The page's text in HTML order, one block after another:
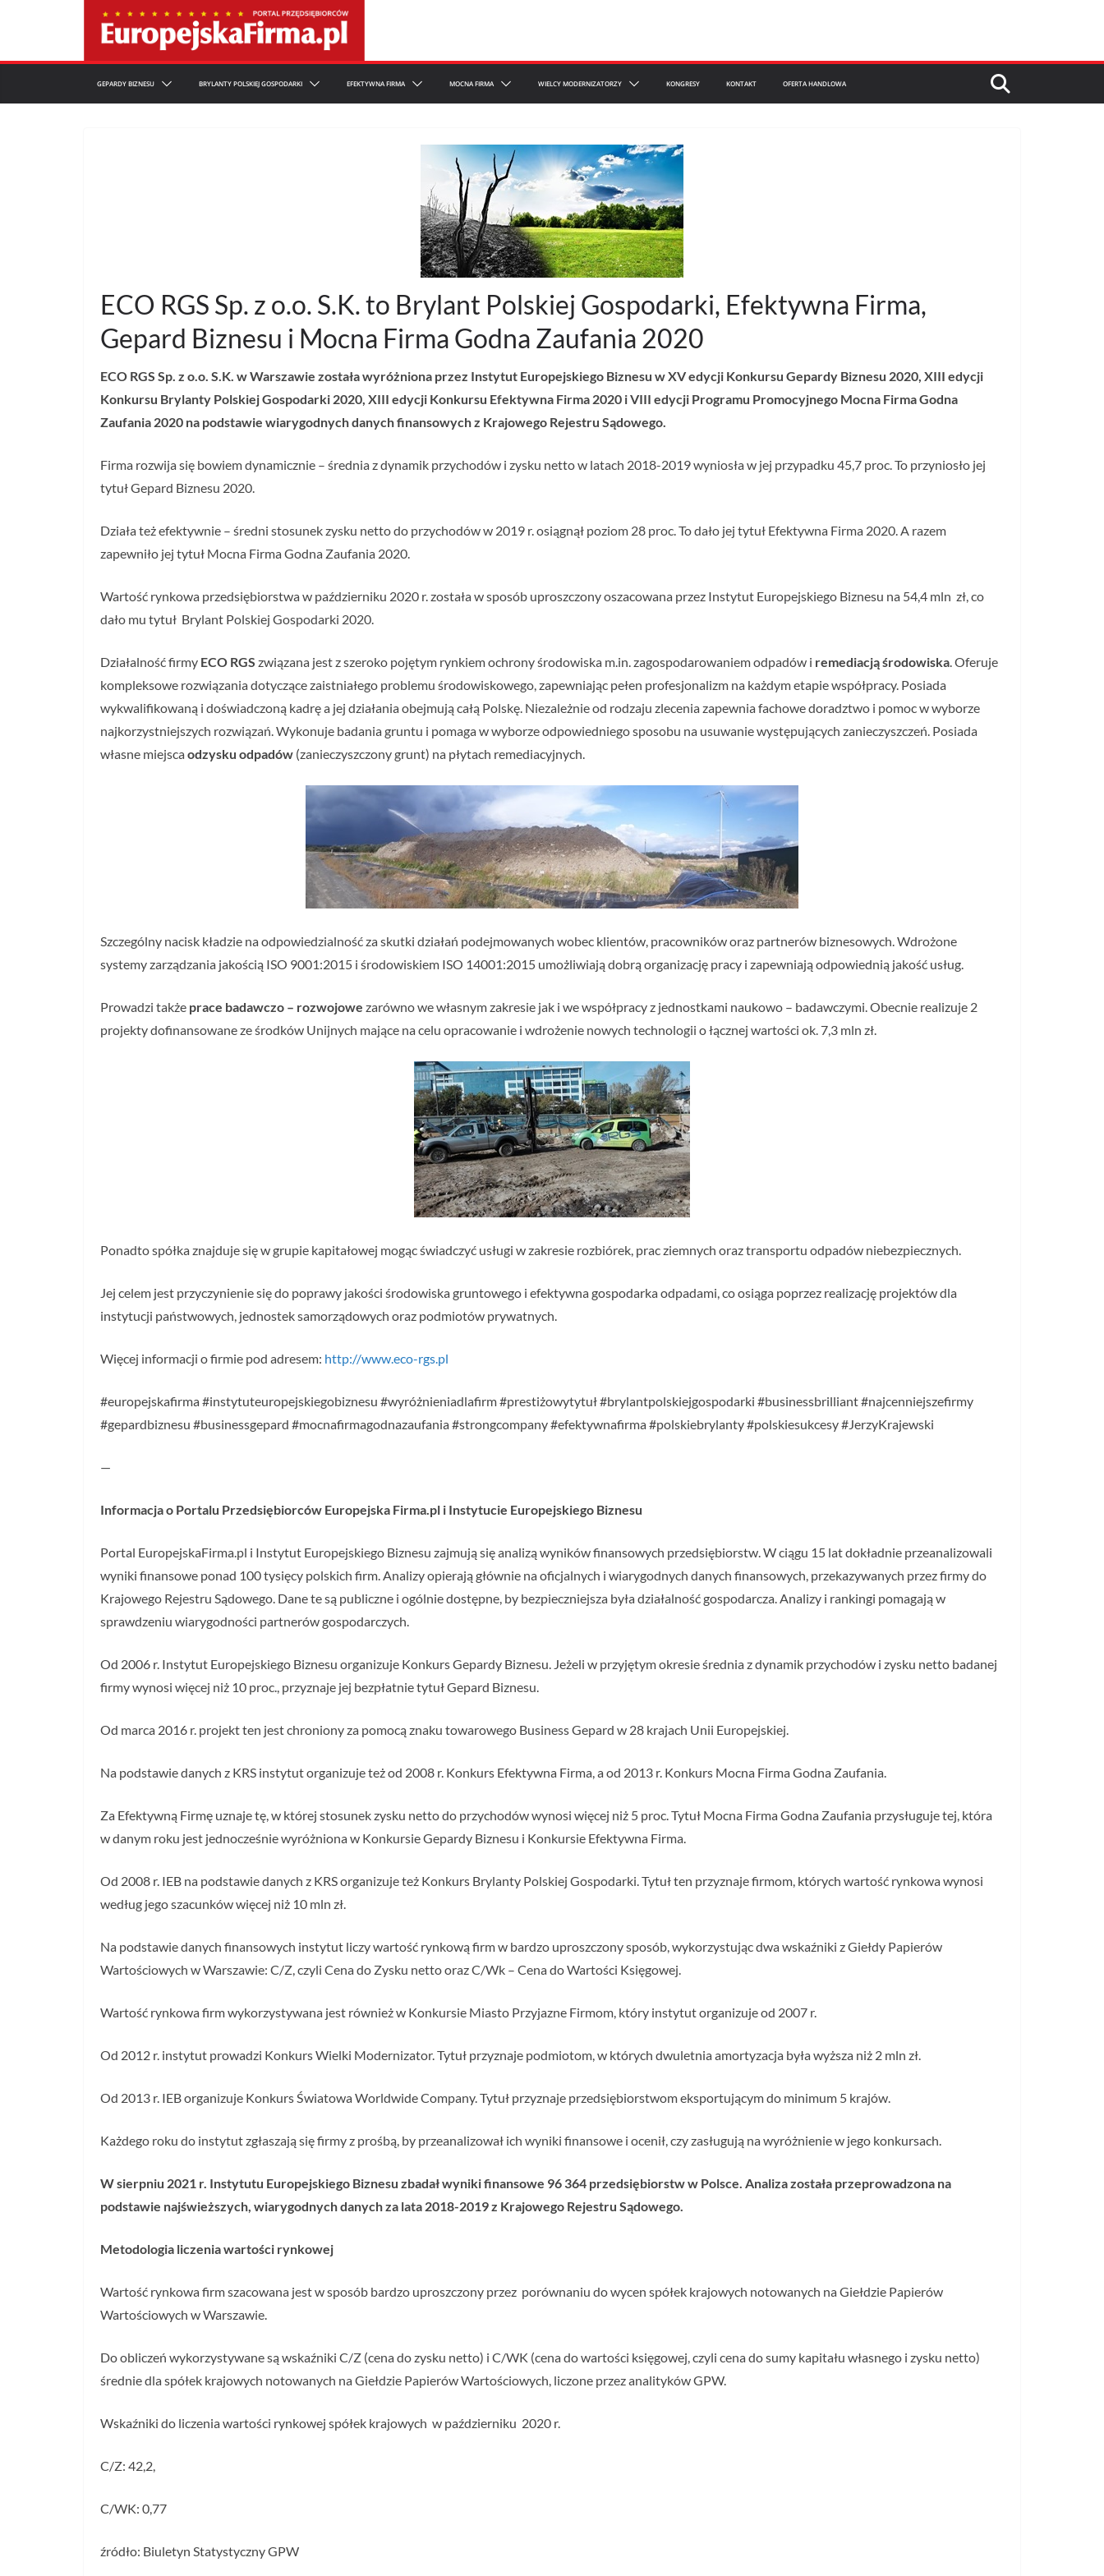
GEPARDY BIZNESU BRYLANTY POLSKIEJ GOSPODARKI EFEKTYWNA FIRMA MOCNA FIRMA WIELCY MODERNIZATORZY KONGRESY KONTAKT OFERTA HANDLOWA
ECO RGS Sp. z o.o. S.K. to Brylant Polskiej Gospodarki, Efektywna Firma,
Gepard Biznesu i Mocna Firma Godna Zaufania 2020
ECO RGS Sp. z o.o. S.K. w Warszawie została wyróżniona przez Instytut Europejskiego Biznesu w XV edycji Konkursu Gepardy Biznesu 2020, XIII edycji
Konkursu Brylanty Polskiej Gospodarki 2020, XIII edycji Konkursu Efektywna Firma 2020 i VIII edycji Programu Promocyjnego Mocna Firma Godna
Zaufania 2020 na podstawie wiarygodnych danych finansowych z Krajowego Rejestru Sądowego.
Firma rozwija się bowiem dynamicznie – średnia z dynamik przychodów i zysku netto w latach 2018-2019 wyniosła w jej przypadku 45,7 proc. To przyniosło jej
tytuł Gepard Biznesu 2020.
Działa też efektywnie – średni stosunek zysku netto do przychodów w 2019 r. osiągnął poziom 28 proc. To dało jej tytuł Efektywna Firma 2020. A razem
zapewniło jej tytuł Mocna Firma Godna Zaufania 2020.
Wartość rynkowa przedsiębiorstwa w październiku 2020 r. została w sposób uproszczony oszacowana przez Instytut Europejskiego Biznesu na 54,4 mln zł, co
dało mu tytuł Brylant Polskiej Gospodarki 2020.
Działalność firmy ECO RGS związana jest z szeroko pojętym rynkiem ochrony środowiska m.in. zagospodarowaniem odpadów i remediacją środowiska. Oferuje
kompleksowe rozwiązania dotyczące zaistniałego problemu środowiskowego, zapewniając pełen profesjonalizm na każdym etapie współpracy. Posiada
wykwalifikowaną i doświadczoną kadrę a jej działania obejmują całą Polskę. Niezależnie od rodzaju zlecenia zapewnia fachowe doradztwo i pomoc w wyborze
najkorzystniejszych rozwiązań. Wykonuje badania gruntu i pomaga w wyborze odpowiedniego sposobu na usuwanie występujących zanieczyszczeń. Posiada
własne miejscaodzysku odpadów (zanieczyszczony grunt) na płytach remediacyjnych.
Szczególny nacisk kładzie na odpowiedzialność za skutki działań podejmowanych wobec klientów, pracowników oraz partnerów biznesowych. Wdrożone
systemy zarządzania jakością ISO 9001:2015 i środowiskiem ISO 14001:2015 umożliwiają dobrą organizację pracy i zapewniają odpowiednią jakość usług.
Prowadzi także prace badawczo – rozwojowe zarówno we własnym zakresie jak i we współpracy z jednostkami naukowo – badawczymi. Obecnie realizuje 2
projekty dofinansowane ze środków Unijnych mające na celu opracowanie i wdrożenie nowych technologii o łącznej wartości ok. 7,3 mln zł.
Ponadto spółka znajduje się w grupie kapitałowej mogąc świadczyć usługi w zakresie rozbiórek, prac ziemnych oraz transportu odpadów niebezpiecznych.
Jej celem jest przyczynienie się do poprawy jakości środowiska gruntowego i efektywna gospodarka odpadami, co osiąga poprzez realizację projektów dla
instytucji państwowych, jednostek samorządowych oraz podmiotów prywatnych.
Więcej informacji o firmie pod adresem: http://www.eco-rgs.pl
#europejskafirma #instytuteuropejskiegobiznesu #wyróżnieniadlafirm #prestiżowytytuł #brylantpolskiejgospodarki #businessbrilliant #najcenniejszefirmy
#gepardbiznesu #businessgepard #mocnafirmagodnazaufania #strongcompany #efektywnafirma #polskiebrylanty #polskiesukcesy #JerzyKrajewski
—
Informacja o Portalu Przedsiębiorców Europejska Firma.pl i Instytucie Europejskiego Biznesu
Portal EuropejskaFirma.pl i Instytut Europejskiego Biznesu zajmują się analizą wyników finansowych przedsiębiorstw. W ciągu 15 lat dokładnie przeanalizowali
wyniki finansowe ponad 100 tysięcy polskich firm. Analizy opierają głównie na oficjalnych i wiarygodnych danych finansowych, przekazywanych przez firmy do
Krajowego Rejestru Sądowego. Dane te są publiczne i ogólnie dostępne, by bezpieczniejsza była działalność gospodarcza. Analizy i rankingi pomagają w
sprawdzeniu wiarygodności partnerów gospodarczych.
Od 2006 r. Instytut Europejskiego Biznesu organizuje Konkurs Gepardy Biznesu. Jeżeli w przyjętym okresie średnia z dynamik przychodów i zysku netto badanej
firmy wynosi więcej niż 10 proc., przyznaje jej bezpłatnie tytuł Gepard Biznesu.
Od marca 2016 r. projekt ten jest chroniony za pomocą znaku towarowego Business Gepard w 28 krajach Unii Europejskiej.
Na podstawie danych z KRS instytut organizuje też od 2008 r. Konkurs Efektywna Firma, a od 2013 r. Konkurs Mocna Firma Godna Zaufania.
Za Efektywną Firmę uznaje tę, w której stosunek zysku netto do przychodów wynosi więcej niż 5 proc. Tytuł Mocna Firma Godna Zaufania przysługuje tej, która
w danym roku jest jednocześnie wyróżniona w Konkursie Gepardy Biznesu i Konkursie Efektywna Firma.
Od 2008 r. IEB na podstawie danych z KRS organizuje też Konkurs Brylanty Polskiej Gospodarki. Tytuł ten przyznaje firmom, których wartość rynkowa wynosi
według jego szacunków więcej niż 10 mln zł.
Na podstawie danych finansowych instytut liczy wartość rynkową firm w bardzo uproszczony sposób, wykorzystując dwa wskaźniki z Giełdy Papierów
Wartościowych w Warszawie: C/Z, czyli Cena do Zysku netto oraz C/Wk – Cena do Wartości Księgowej.
Wartość rynkowa firm wykorzystywana jest również w Konkursie Miasto Przyjazne Firmom, który instytut organizuje od 2007 r.
Od 2012 r. instytut prowadzi Konkurs Wielki Modernizator. Tytuł przyznaje podmiotom, w których dwuletnia amortyzacja była wyższa niż 2 mln zł.
Od 2013 r. IEB organizuje Konkurs Światowa Worldwide Company. Tytuł przyznaje przedsiębiorstwom eksportującym do minimum 5 krajów.
Każdego roku do instytut zgłaszają się firmy z prośbą, by przeanalizował ich wyniki finansowe i ocenił, czy zasługują na wyróżnienie w jego konkursach.
W sierpniu 2021 r. Instytutu Europejskiego Biznesu zbadał wyniki finansowe 96 364 przedsiębiorstw w Polsce. Analiza została przeprowadzona na
podstawie najświeższych, wiarygodnych danych za lata 2018-2019 z Krajowego Rejestru Sądowego.
Metodologia liczenia wartości rynkowej
Wartość rynkowa firm szacowana jest w sposób bardzo uproszczony przez porównaniu do wycen spółek krajowych notowanych na Giełdzie Papierów
Wartościowych w Warszawie.
Do obliczeń wykorzystywane są wskaźniki C/Z (cena do zysku netto) i C/WK (cena do wartości księgowej, czyli cena do sumy kapitału własnego i zysku netto)
średnie dla spółek krajowych notowanych na Giełdzie Papierów Wartościowych, liczone przez analityków GPW.
Wskaźniki do liczenia wartości rynkowej spółek krajowych w październiku 2020 r.
C/Z: 42,2,
C/WK: 0,77
źródło: Biuletyn Statystyczny GPW